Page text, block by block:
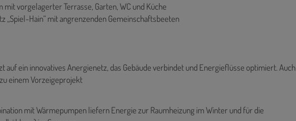
mit vorgelagerter Terrasse, Garten, WC und Küche
„Spiel-Hain“ mit angrenzenden Gemeinschaftsbeeten
auf ein innovatives Anergienetz, das Gebäude verbindet und Energieflüsse optimiert. Auch
einem Vorzeigeprojekt
mit Wärmepumpen liefern Energie zur Raumheizung im Winter und für die